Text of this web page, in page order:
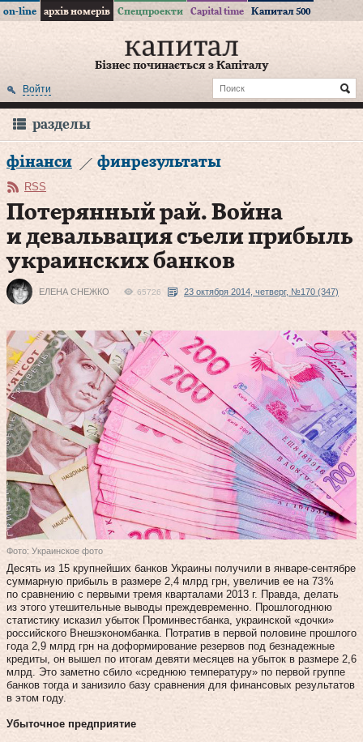
on-line архів номерів Спецпроекти Capital time Капитал 500
Бізнес починається з Капіталу
Войти
разделы
фінанси финрезультаты
RSS
Потерянный рай. Война
и девальвация съели прибыль
украинских банков
ЕЛЕНА СНЕЖКО 65726 23 октября 2014, четверг, №170 (347)
Фото: Украинское фото
Десять из 15 крупнейших банков Украины получили в январе-сентябре
суммарную прибыль в размере 2,4 млрд грн, увеличив ее на 73 %
по сравнению с первыми тремя кварталами 2013 г. Правда, делать
из этого утешительные выводы преждевременно. Прошлогоднюю
статистику исказил убыток Проминвестбанка, украинской «дочки»
российского Внешэкономбанка. Потратив в первой половине прошлого
года 2,9 млрд грн на доформирование резервов под безнадежные
кредиты, он вышел по итогам девяти месяцев на убыток в размере 2,6
млрд. Это заметно сбило «среднюю температуру» по первой группе
банков тогда и занизило базу сравнения для финансовых результатов
в этом году.
Убыточное предприятие